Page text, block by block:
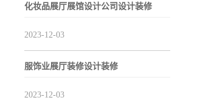
化妆品展厅展馆设计公司设计装修
2023-12-03
服饰业展厅装修设计装修
2023-12-03